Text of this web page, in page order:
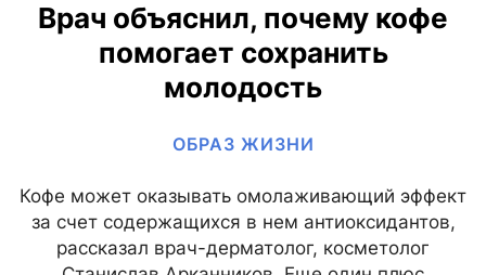
Врач объяснил, почему кофе
помогает сохранить
молодость
ОБРАЗ ЖИЗНИ
Кофе может оказывать омолаживающий эффект
за счет содержащихся в нем антиоксидантов,
рассказал врач-дерматолог, косметолог